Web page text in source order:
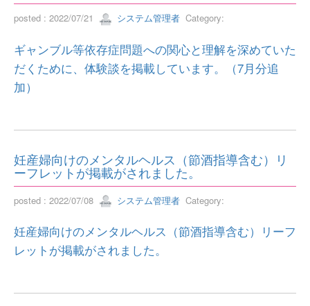
posted : 2022/07/21 システム管理者 Category:
ギャンブル等依存症問題への関心と理解を深めていた
だくために、体験談を掲載しています。（7月分追
加）
妊産婦向けのメンタルヘルス（節酒指導含む）リ
ーフレットが掲載がされました。
posted : 2022/07/08 システム管理者 Category:
妊産婦向けのメンタルヘルス（節酒指導含む）リーフ
レットが掲載がされました。